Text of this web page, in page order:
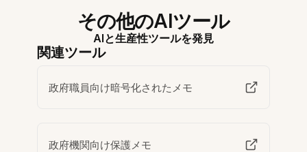
その他のAIツール
AIと生産性ツールを発見
関連ツール
政府職員向け暗号化されたメモ
政府機関向け保護メモ